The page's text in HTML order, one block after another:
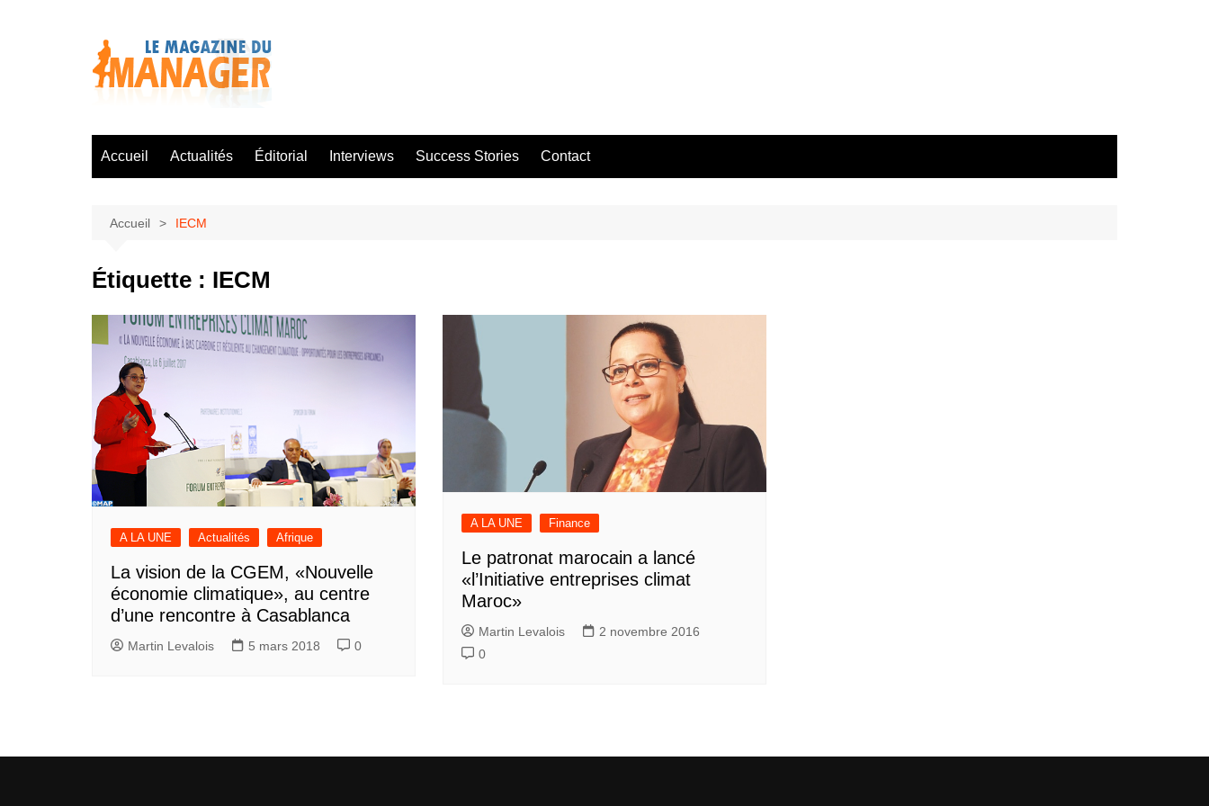
Accueil Actualités Éditorial Interviews Success Stories Contact
Accueil IECM
Étiquette : IECM
A LA UNE Actualités Afrique
La vision de la CGEM, «Nouvelle
économie climatique», au centre
d’une rencontre à Casablanca
Martin Levalois 5 mars 2018 0
A LA UNE Finance
Le patronat marocain a lancé
«l’Initiative entreprises climat
Maroc»
Martin Levalois
2 novembre 2016
0